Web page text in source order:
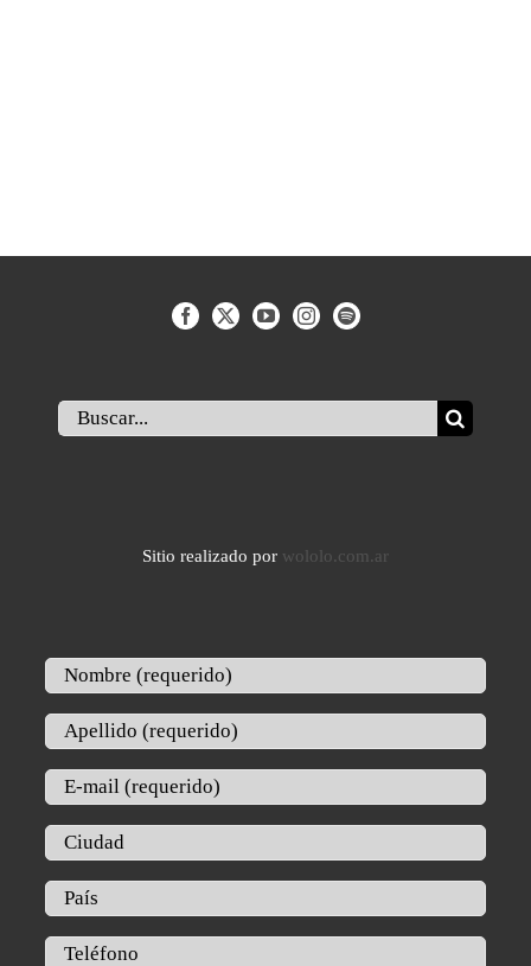
Buscar:
Sitio realizado por wololo.com.ar